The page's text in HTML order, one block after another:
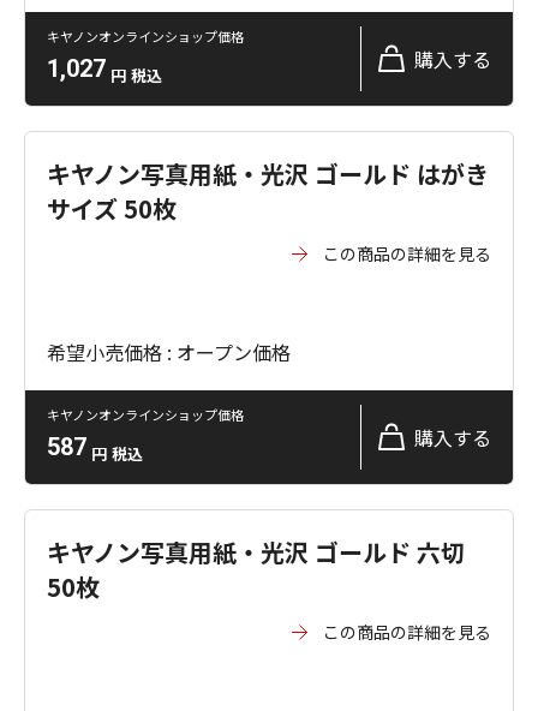
キヤノンオンラインショップ価格
1,027 円 税込
購入する
キヤノン写真用紙・光沢 ゴールド はがき
サイズ 50枚
この商品の詳細を見る
希望小売価格 : オープン価格
キヤノンオンラインショップ価格
587 円 税込
購入する
キヤノン写真用紙・光沢 ゴールド 六切
50枚
この商品の詳細を見る